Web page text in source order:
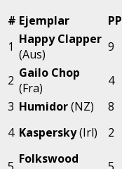
# Ejemplar PP
1 Happy Clapper
(Aus)
9
2 Gailo Chop
(Fra)
4
3 Humidor(NZ) 8
4 Kaspersky(Irl) 2
Folkswood